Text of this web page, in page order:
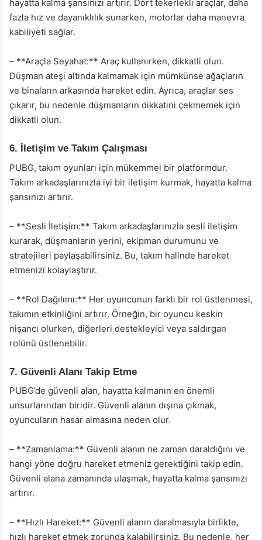
hayatta kalma şansınızı artırır. Dört tekerlekli araçlar, daha
fazla hız ve dayanıklılık sunarken, motorlar daha manevra
kabiliyeti sağlar.
– **Araçla Seyahat:** Araç kullanırken, dikkatli olun.
Düşman ateşi altında kalmamak için mümkünse ağaçların
ve binaların arkasında hareket edin. Ayrıca, araçlar ses
çıkarır, bu nedenle düşmanların dikkatini çekmemek için
dikkatli olun.
6. İletişim ve Takım Çalışması
PUBG, takım oyunları için mükemmel bir platformdur.
Takım arkadaşlarınızla iyi bir iletişim kurmak, hayatta kalma
şansınızı artırır.
– **Sesli İletişim:** Takım arkadaşlarınızla sesli iletişim
kurarak, düşmanların yerini, ekipman durumunu ve
stratejileri paylaşabilirsiniz. Bu, takım halinde hareket
etmenizi kolaylaştırır.
– **Rol Dağılımı:** Her oyuncunun farklı bir rol üstlenmesi,
takımın etkinliğini artırır. Örneğin, bir oyuncu keskin
nişancı olurken, diğerleri destekleyici veya saldırgan
rolünü üstlenebilir.
7. Güvenli Alanı Takip Etme
PUBG’de güvenli alan, hayatta kalmanın en önemli
unsurlarından biridir. Güvenli alanın dışına çıkmak,
oyuncuların hasar almasına neden olur.
– **Zamanlama:** Güvenli alanın ne zaman daraldığını ve
hangi yöne doğru hareket etmeniz gerektiğini takip edin.
Güvenli alana zamanında ulaşmak, hayatta kalma şansınızı
artırır.
– **Hızlı Hareket:** Güvenli alanın daralmasıyla birlikte,
hızlı hareket etmek zorunda kalabilirsiniz. Bu nedenle, her